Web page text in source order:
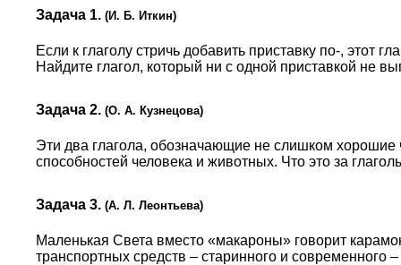
Задача 1. (И. Б. Иткин)
Если к глаголу стричь добавить приставку по-, этот
Найдите глагол, который ни с одной приставкой не
Задача 2. (О. А. Кузнецова)
Эти два глагола, обозначающие не слишком хорошие
способностей человека и животных. Что это за
Задача 3. (А. Л. Леонтьева)
Маленькая Света вместо «макароны» говорит
транспортных средств – старинного и современного